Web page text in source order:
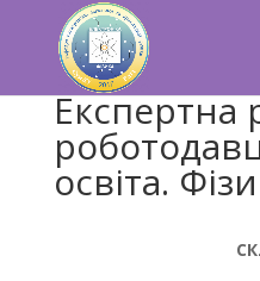
Експертна
освіта.